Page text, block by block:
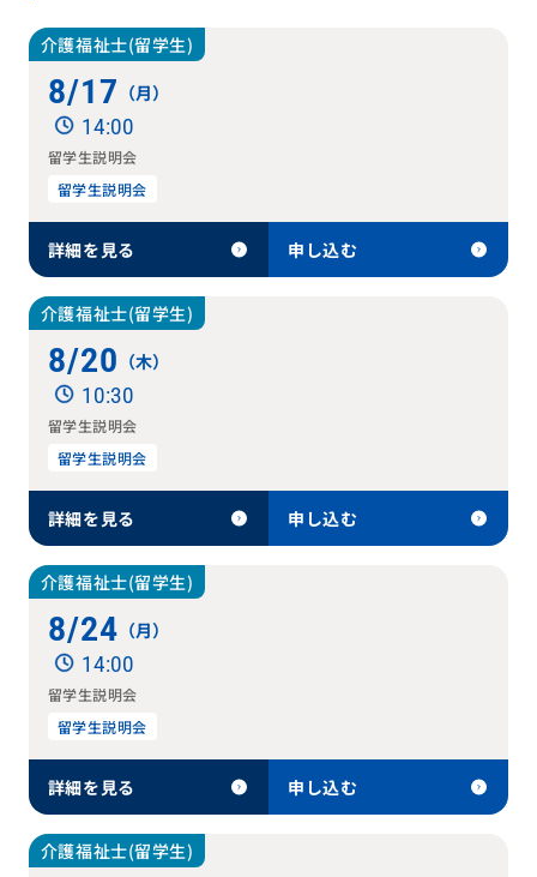
介護福祉士(留学生)
8/17 （月）
14:00
留学生説明会
留学生説明会
詳細を見る 申し込む
介護福祉士(留学生)
8/20 （木）
10:30
留学生説明会
留学生説明会
詳細を見る 申し込む
介護福祉士(留学生)
8/24 （月）
14:00
留学生説明会
留学生説明会
詳細を見る 申し込む
介護福祉士(留学生)